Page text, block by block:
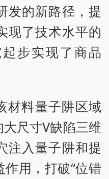
发的新路径，提
现了技术水平的
步实现了商品
材料量子阱区域
尺寸V缺陷三维
注入量子阱和提
用，打破“位错